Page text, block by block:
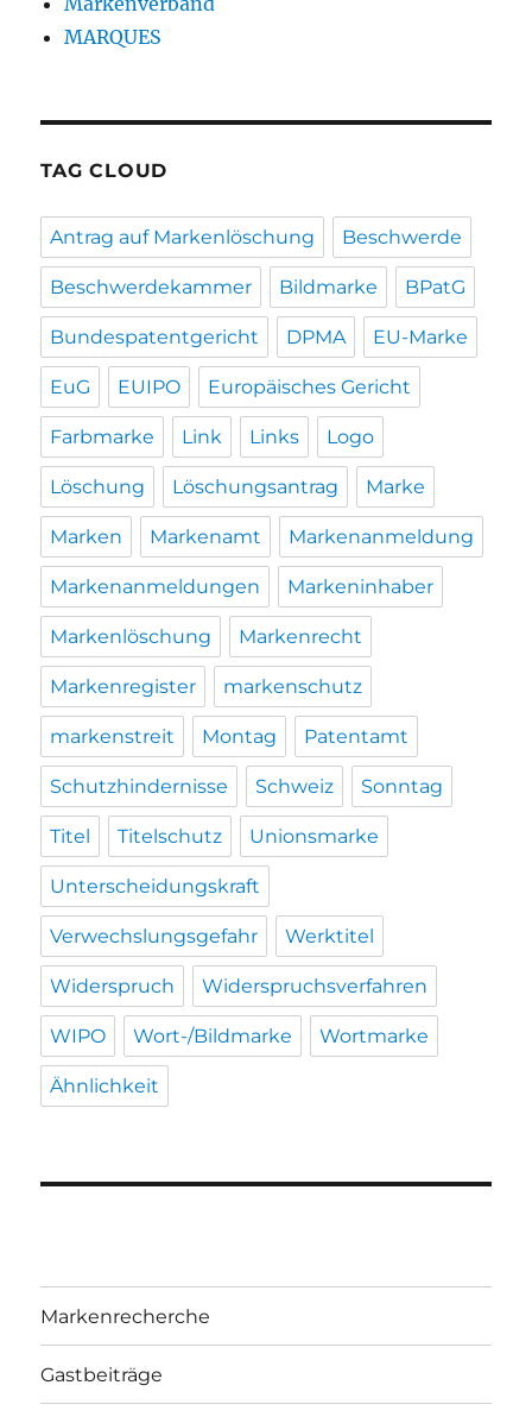
MARQUES
TAG CLOUD
Antrag auf Markenlöschung Beschwerde
Beschwerdekammer Bildmarke BPatG
Bundespatentgericht DPMA EU-Marke
EuG EUIPO Europäisches Gericht
Farbmarke Link Links Logo
Löschung Löschungsantrag Marke
Marken Markenamt Markenanmeldung
Markenanmeldungen Markeninhaber
Markenlöschung Markenrecht
Markenregister markenschutz
markenstreit Montag Patentamt
Schutzhindernisse Schweiz Sonntag
Titel Titelschutz Unionsmarke
Unterscheidungskraft
Verwechslungsgefahr Werktitel
Widerspruch Widerspruchsverfahren
WIPO Wort-/Bildmarke Wortmarke
Ähnlichkeit
Markenrecherche
Gastbeiträge